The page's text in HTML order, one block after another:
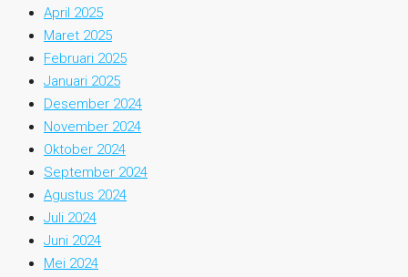
April 2025
Maret 2025
Februari 2025
Januari 2025
Desember 2024
November 2024
Oktober 2024
September 2024
Agustus 2024
Juli 2024
Juni 2024
Mei 2024